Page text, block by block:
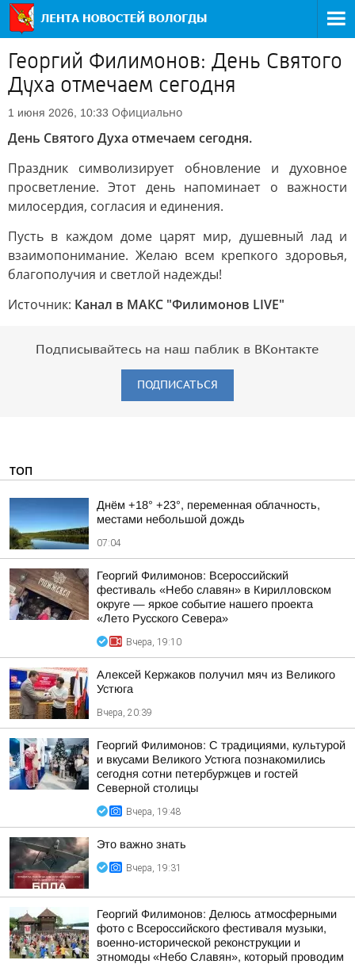
Георгий Филимонов: День Святого
Духа отмечаем сегодня
1 июня 2026, 10:33 Официально
День Святого Духа отмечаем сегодня.
Праздник символизирует обновление и духовное
просветление. Этот день напоминает о важности
милосердия, согласия и единения.
Пусть в каждом доме царят мир, душевный лад и
взаимопонимание. Желаю всем крепкого здоровья,
благополучия и светлой надежды!
Источник: Канал в МАКС "Филимонов LIVE"
Подписывайтесь на наш паблик в ВКонтакте
ПОДПИСАТЬСЯ
ТОП
Днём +18° +23°, переменная облачность,
местами небольшой дождь
07:04
Георгий Филимонов: Всероссийский
фестиваль «Небо славян» в Кирилловском
округе — яркое событие нашего проекта
«Лето Русского Севера»
Вчера, 19:10
Алексей Кержаков получил мяч из Великого
Устюга
Вчера, 20:39
Георгий Филимонов: С традициями, культурой
и вкусами Великого Устюга познакомились
сегодня сотни петербуржцев и гостей
Северной столицы
Вчера, 19:48
Это важно знать
Вчера, 19:31
Георгий Филимонов: Делюсь атмосферными
фото с Всероссийского фестиваля музыки,
военно-исторической реконструкции и
этномоды «Небо Славян», который проводим